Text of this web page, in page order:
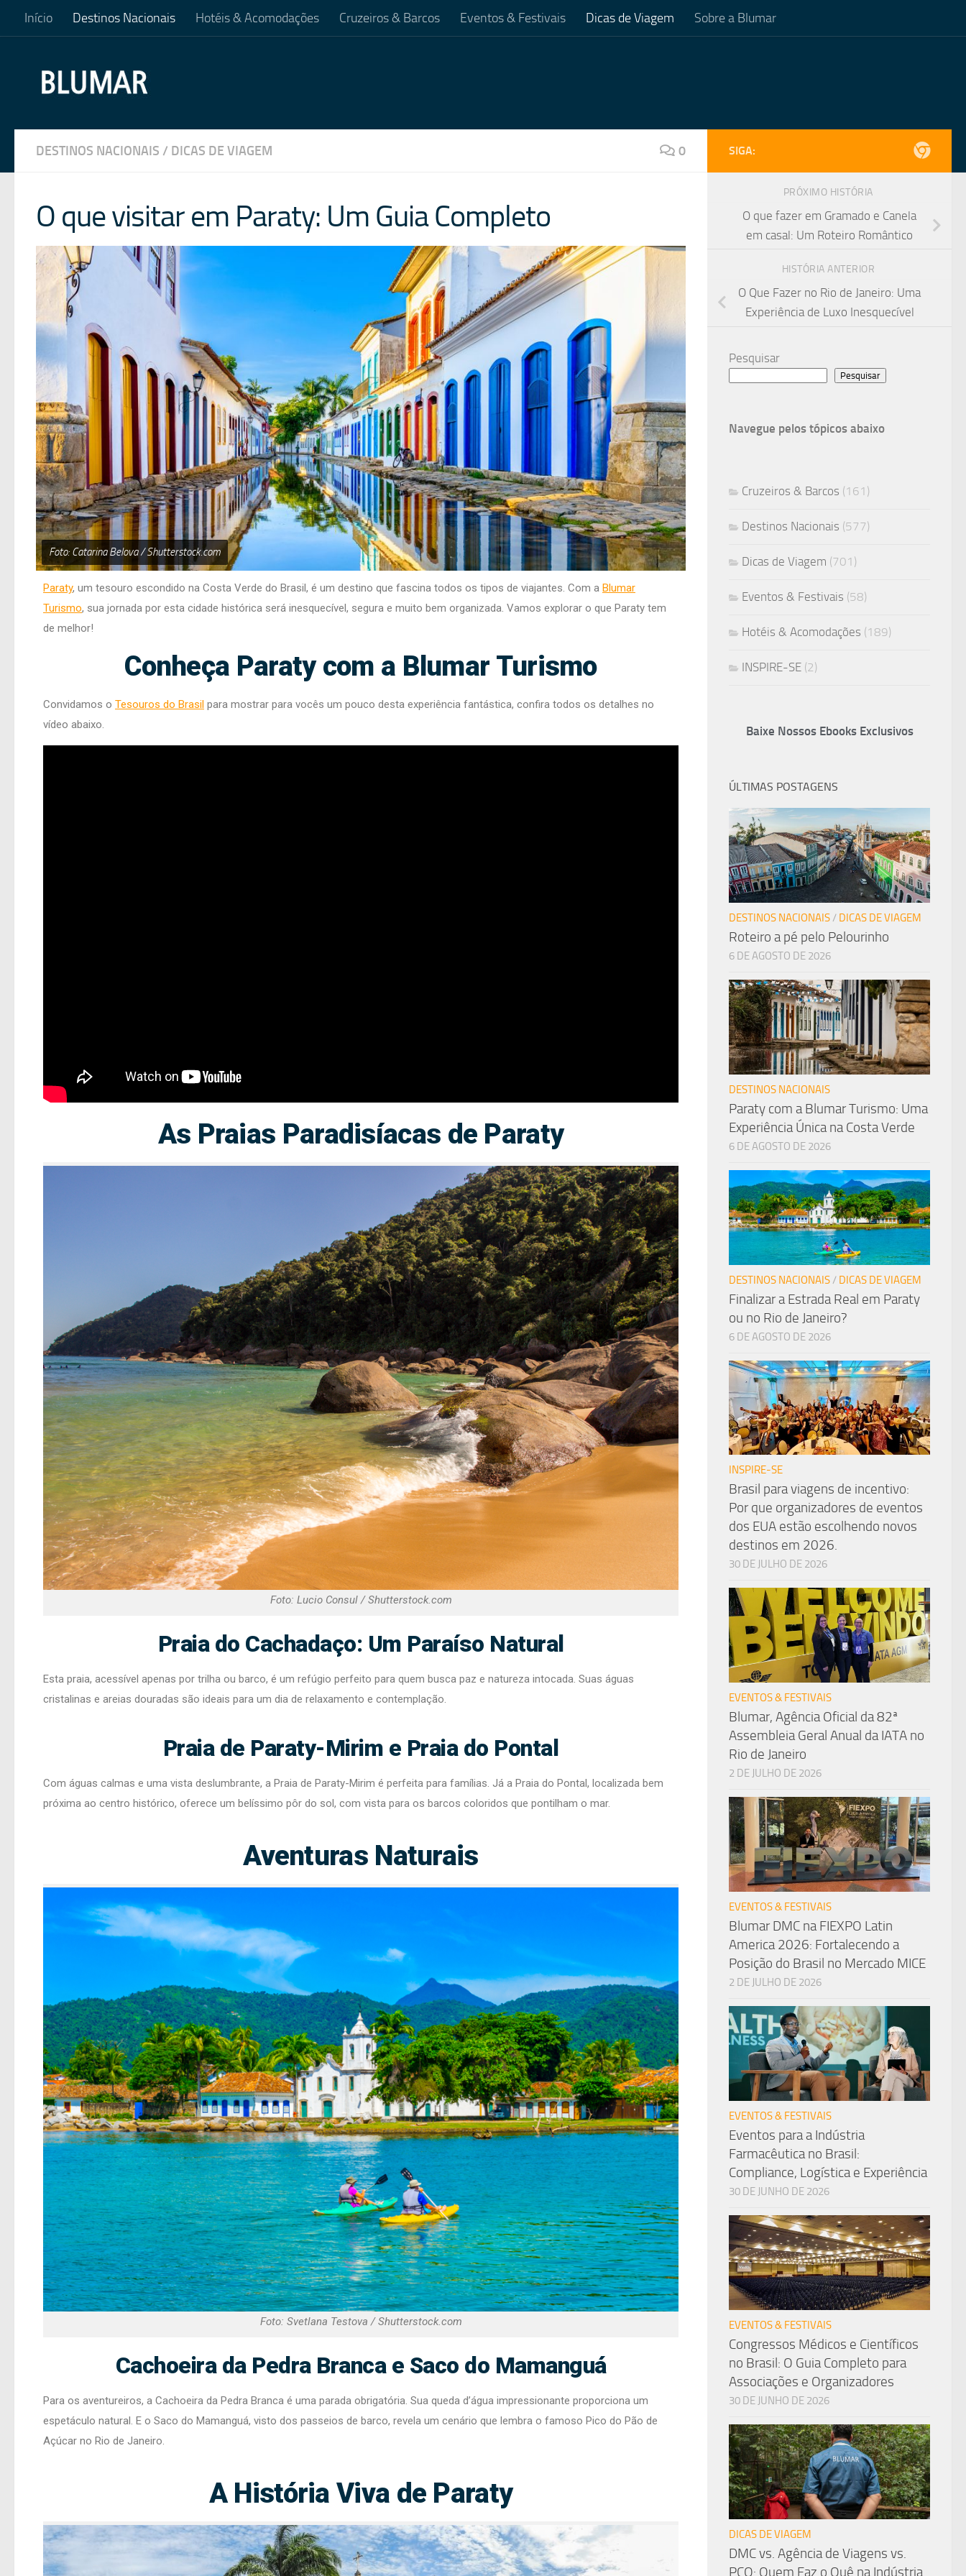
Skip to content
Início Destinos Nacionais Hotéis & Acomodações Cruzeiros & Barcos Eventos & Festivais Dicas de Viagem Sobre a Blumar
DESTINOS NACIONAIS / DICAS DE VIAGEM 0
O que visitar em Paraty: Um Guia Completo
Foto: Catarina Belova / Shutterstock.com
Paraty, um tesouro escondido na Costa Verde do Brasil, é um destino que fascina todos os tipos de viajantes. Com a Blumar
Turismo, sua jornada por esta cidade histórica será inesquecível, segura e muito bem organizada. Vamos explorar o que Paraty tem
de melhor!
Conheça Paraty com a Blumar Turismo
Convidamos o Tesouros do Brasil para mostrar para vocês um pouco desta experiência fantástica, confira todos os detalhes no
vídeo abaixo.
As Praias Paradisíacas de Paraty
Foto: Lucio Consul / Shutterstock.com
Praia do Cachadaço: Um Paraíso Natural
Esta praia, acessível apenas por trilha ou barco, é um refúgio perfeito para quem busca paz e natureza intocada. Suas águas
cristalinas e areias douradas são ideais para um dia de relaxamento e contemplação.
Praia de Paraty-Mirim e Praia do Pontal
Com águas calmas e uma vista deslumbrante, a Praia de Paraty-Mirim é perfeita para famílias. Já a Praia do Pontal, localizada bem
próxima ao centro histórico, oferece um belíssimo pôr do sol, com vista para os barcos coloridos que pontilham o mar.
Aventuras Naturais
Foto: Svetlana Testova / Shutterstock.com
Cachoeira da Pedra Branca e Saco do Mamanguá
Para os aventureiros, a Cachoeira da Pedra Branca é uma parada obrigatória. Sua queda d’água impressionante proporciona um
espetáculo natural. E o Saco do Mamanguá, visto dos passeios de barco, revela um cenário que lembra o famoso Pico do Pão de
Açúcar no Rio de Janeiro.
A História Viva de Paraty
SIGA:
PRÓXIMO HISTÓRIA
O que fazer em Gramado e Canela
em casal: Um Roteiro Romântico
HISTÓRIA ANTERIOR
O Que Fazer no Rio de Janeiro: Uma
Experiência de Luxo Inesquecível
Pesquisar
Pesquisar
Navegue pelos tópicos abaixo
Cruzeiros & Barcos (161)
Destinos Nacionais (577)
Dicas de Viagem (701)
Eventos & Festivais (58)
Hotéis & Acomodações (189)
INSPIRE-SE (2)
Baixe Nossos Ebooks Exclusivos
ÚLTIMAS POSTAGENS
DESTINOS NACIONAIS/ DICAS DE VIAGEM
Roteiro a pé pelo Pelourinho
6 DE AGOSTO DE 2026
DESTINOS NACIONAIS
Paraty com a Blumar Turismo: Uma
Experiência Única na Costa Verde
6 DE AGOSTO DE 2026
DESTINOS NACIONAIS / DICAS DE VIAGEM
Finalizar a Estrada Real em Paraty
ou no Rio de Janeiro?
6 DE AGOSTO DE 2026
INSPIRE-SE
Brasil para viagens de incentivo:
Por que organizadores de eventos
dos EUA estão escolhendo novos
destinos em 2026.
30 DE JULHO DE 2026
EVENTOS & FESTIVAIS
Blumar, Agência Oficial da 82ª
Assembleia Geral Anual da IATA no
Rio de Janeiro
2 DE JULHO DE 2026
EVENTOS & FESTIVAIS
Blumar DMC na FIEXPO Latin
America 2026: Fortalecendo a
Posição do Brasil no Mercado MICE
2 DE JULHO DE 2026
EVENTOS & FESTIVAIS
Eventos para a Indústria
Farmacêutica no Brasil:
Compliance, Logística e Experiência
30 DE JUNHO DE 2026
EVENTOS & FESTIVAIS
Congressos Médicos e Científicos
no Brasil: O Guia Completo para
Associações e Organizadores
30 DE JUNHO DE 2026
DICAS DE VIAGEM
DMC vs. Agência de Viagens vs.
PCO: Quem Faz o Quê na Indústria